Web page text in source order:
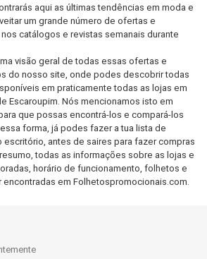
aqui as últimas tendências em moda e
um grande número de ofertas e
catálogos e revistas semanais durante
visão geral de todas essas ofertas e
do nosso site, onde podes descobrir todas
em praticamente todas as lojas em
Escaroupim. Nós mencionamos isto em
que possas encontrá-los e compará-los
forma, já podes fazer a tua lista de
escritório, antes de saires para fazer compras
todas as informações sobre as lojas e
horário de funcionamento, folhetos e
em Folhetospromocionais.com.